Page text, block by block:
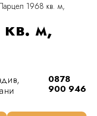
1968 кв. м,
м,
0878
900 946